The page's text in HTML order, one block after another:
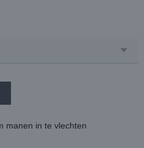
manen in te vlechten